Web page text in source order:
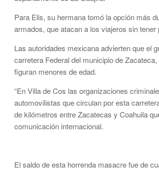
Para Elis, su hermana tomó la opción más
armados, que atacan a los viajeros sin tener
Las autoridades mexicana advierten que el
carretera Federal del municipio de
figuran menores de edad.
“En Villa de Cos las organizaciones
automovilistas que circulan por esta
de kilómetros entre Zacatecas y Coahuila
comunicación internacional.
El saldo de esta horrenda masacre fue de